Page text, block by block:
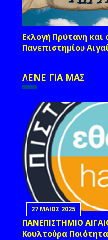
Εκλογή Πρύτανη και
Πανεπιστημίου
ΛΕΝΕ ΓΙΑ ΜΑΣ
27 ΜΑΙΟΣ 2025
ΠΑΝΕΠΙΣΤΗΜΙΟ
Κουλτούρα